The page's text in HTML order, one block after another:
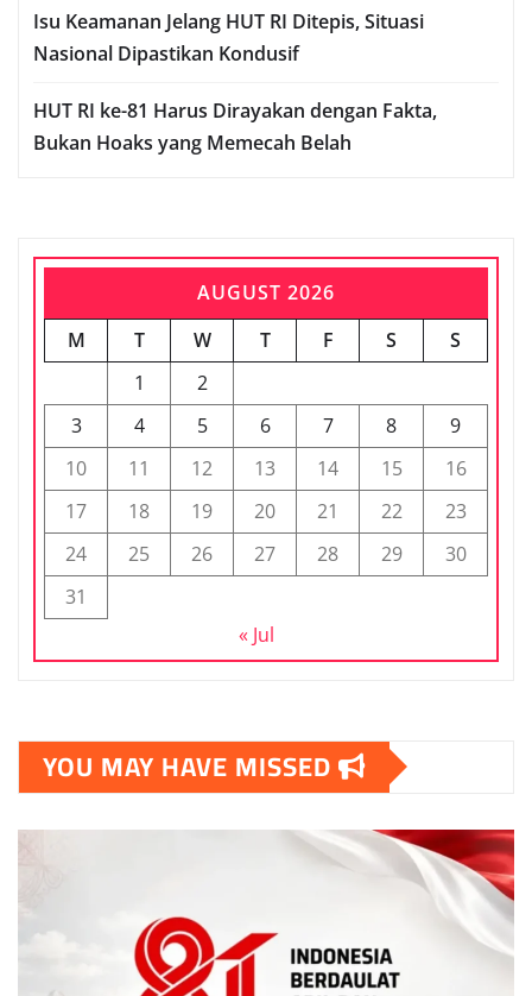
Isu Keamanan Jelang HUT RI Ditepis, Situasi
Nasional Dipastikan Kondusif
HUT RI ke-81 Harus Dirayakan dengan Fakta,
Bukan Hoaks yang Memecah Belah
AUGUST 2026
M
T W T F S
S
1
2
3
4 5 6 7 8
9
10
11 12 13 14 15
16
17
18 19 20 21 22
23
24
25 26 27 28 29
30
31
« Jul
YOU MAY HAVE MISSED